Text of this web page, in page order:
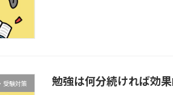
受験対策 勉強は何分続ければ効